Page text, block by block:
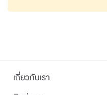
เกี่ยวกับเรา